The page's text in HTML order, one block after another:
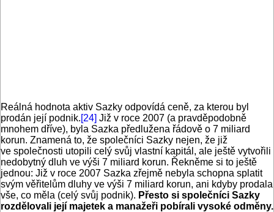
Reálná hodnota aktiv Sazky odpovídá ceně, za kterou byl
prodán její podnik.[24] Již v roce 2007 (a pravděpodobně
mnohem dříve), byla Sazka předlužena řádově o 7 miliard
korun. Znamená to, že společníci Sazky nejen, že již
ve společnosti utopili celý svůj vlastní kapitál, ale ještě vytvořili
nedobytný dluh ve výši 7 miliard korun. Řekněme si to ještě
jednou: Již v roce 2007 Sazka zřejmě nebyla schopna splatit
svým věřitelům dluhy ve výši 7 miliard korun, ani kdyby prodala
vše, co měla (celý svůj podnik). Přesto si společníci Sazky
rozdělovali její majetek a manažeři pobírali vysoké odměny.